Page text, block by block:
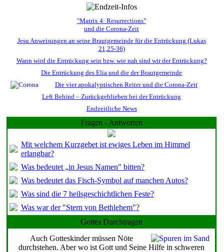
"Matrix 4: Resurrections"
und die Corona-Zeit
Jesu Anweisungen an seine Brautgemeinde für die Entrückung (Lukas
21,25-36)
Wann wird die Entrückung sein bzw. wie nah sind wir der Entrückung?
Die Entrückung des Elia und die der Brautgemeinde
Die vier apokalyptischen Reiter und die Corona-Zeit
Left Behind – Zurückgeblieben bei der Entrückung
Endzeitliche News
Fragen - Antworten
Mit welchem Kurzgebet ist ewiges Leben im Himmel
erlangbar?
Was bedeutet „in Jesus Namen" bitten?
Was bedeutet das Fisch-Symbol auf manchen Autos?
Was sind die 7 heilsgeschichtlichen Feste?
Was war der "Stern von Bethlehem"?
Gottes Durchtragen
Auch Gotteskinder müssen Nöte
durchstehen. Aber wo ist Gott und Seine Hilfe in schweren